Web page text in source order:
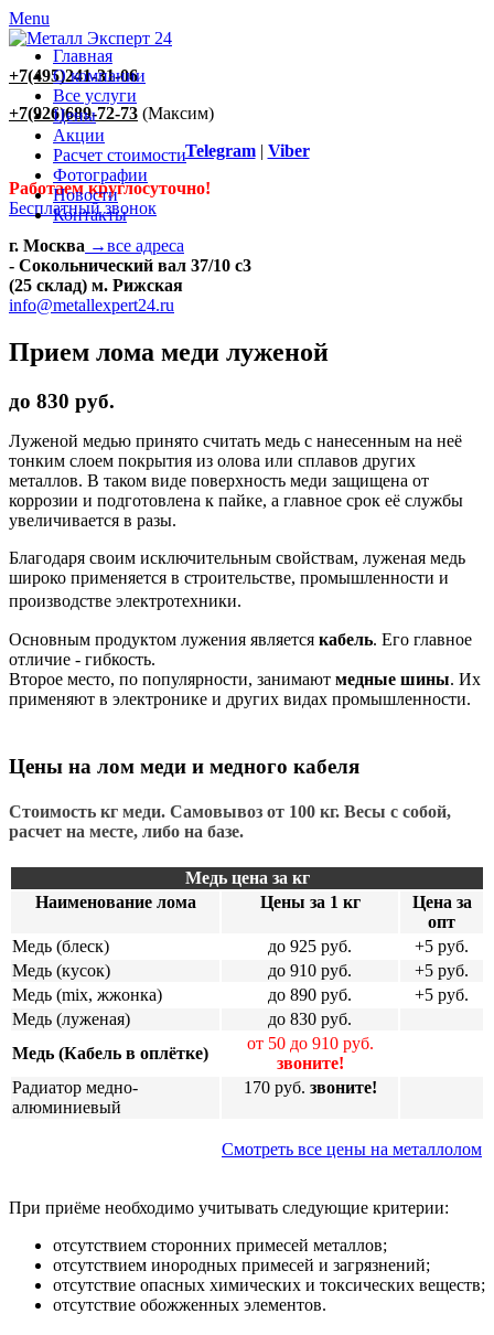
Menu
Главная
О компании
Все услуги
Цены
Акции
Расчет стоимости
Фотографии
Новости
Контакты
+7(495)241-31-06
+7(926)689-72-73 (Максим)
Telegram| Viber
Работаем круглосуточно!
Бесплатный звонок
г. Москва →все адреса
- Сокольнический вал 37/10 с3
(25 склад) м. Рижская
info@metallexpert24.ru
Прием лома меди луженой
до 830 руб.
Луженой медью принято считать медь с нанесенным на неё
тонким слоем покрытия из олова или сплавов других
металлов. В таком виде поверхность меди защищена от
коррозии и подготовлена к пайке, а главное срок её службы
увеличивается в разы.
Благодаря своим исключительным свойствам, луженая медь
широко применяется в строительстве, промышленности и
производстве электротехники.
Основным продуктом лужения является кабель. Его главное
отличие - гибкость.
Второе место, по популярности, занимают медные шины. Их
применяют в электронике и других видах промышленности.
Цены на лом меди и медного кабеля
Стоимость кг меди. Самовывоз от 100 кг. Весы с собой,
расчет на месте, либо на базе.
Медь цена за кг
Наименование лома
Цены за 1 кг
Цена за
опт
Медь (блеск)
до 925 руб.
+5 руб.
Медь (кусок)
до 910 руб.
+5 руб.
Медь (mix, жжонка)
до 890 руб.
+5 руб.
Медь (луженая)
до 830 руб.
Медь (Кабель в оплётке)
от 50 до 910руб.
звоните!
Радиатор медно-
алюминиевый
170 руб. звоните!
Смотреть все цены на металлолом
При приёме необходимо учитывать следующие критерии:
отсутствием сторонних примесей металлов;
отсутствием инородных примесей и загрязнений;
отсутствие опасных химических и токсических веществ;
отсутствие обожженных элементов.